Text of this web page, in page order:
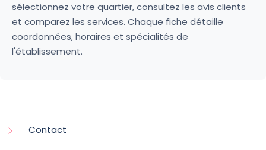
sélectionnez votre quartier, consultez les avis clients
et comparez les services. Chaque fiche détaille
coordonnées, horaires et spécialités de
l'établissement.
Contact